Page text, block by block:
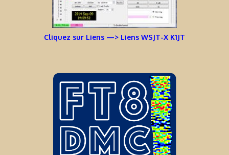
Cliquez sur Liens —> Liens WSJT-X K1JT